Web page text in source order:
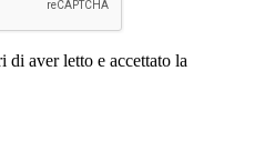
aver letto e accettato la